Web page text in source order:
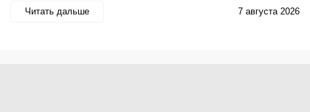
Читать дальше 7 августа 2026